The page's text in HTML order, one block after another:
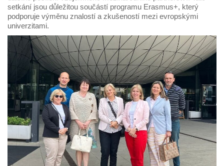
setkání jsou důležitou součástí programu Erasmus+, který
podporuje výměnu znalostí a zkušeností mezi evropskými
univerzitami.